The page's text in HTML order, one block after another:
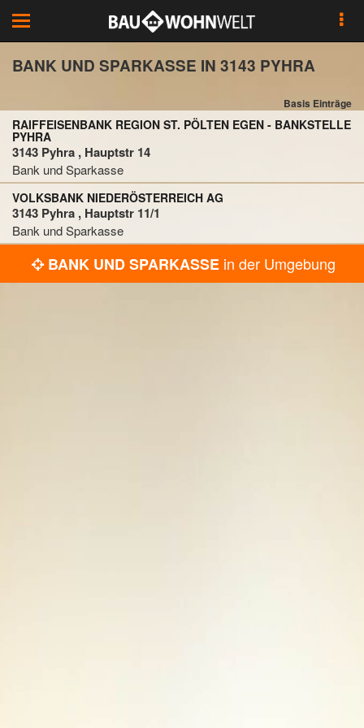
Toggle
navigation
BANK UND SPARKASSE IN 3143 PYHRA
Basis Einträge
RAIFFEISENBANK REGION ST. PÖLTEN EGEN - BANKSTELLE
PYHRA
3143 Pyhra , Hauptstr 14
Bank und Sparkasse
VOLKSBANK NIEDERÖSTERREICH AG
3143 Pyhra , Hauptstr 11/1
Bank und Sparkasse
BANK UND SPARKASSE in der Umgebung